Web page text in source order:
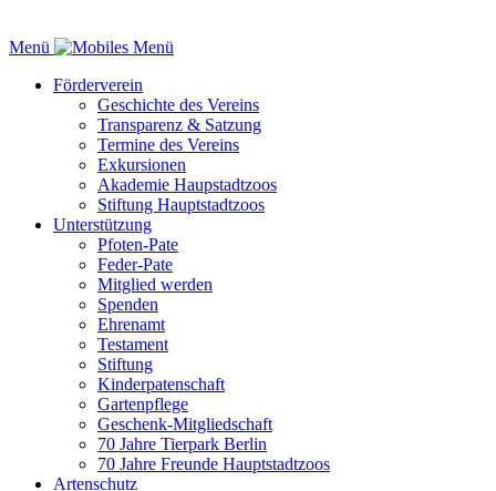
Menü
Förderverein
Geschichte des Vereins
Transparenz & Satzung
Termine des Vereins
Exkursionen
Akademie Haupstadtzoos
Stiftung Hauptstadtzoos
Unterstützung
Pfoten-Pate
Feder-Pate
Mitglied werden
Spenden
Ehrenamt
Testament
Stiftung
Kinderpatenschaft
Gartenpflege
Geschenk-Mitgliedschaft
70 Jahre Tierpark Berlin
70 Jahre Freunde Hauptstadtzoos
Artenschutz